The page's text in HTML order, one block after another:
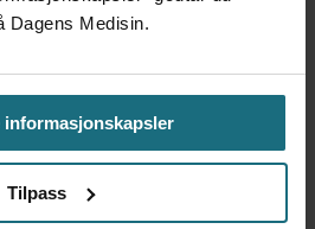
Dagens Medisin.
informasjonskapsler
Tilpass
i Kongo